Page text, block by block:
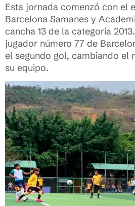
Esta jornada comenzó con el
Barcelona Samanes y
cancha 13 de la categoría
jugador número 77 de
el segundo gol, cambiando el
su equipo.